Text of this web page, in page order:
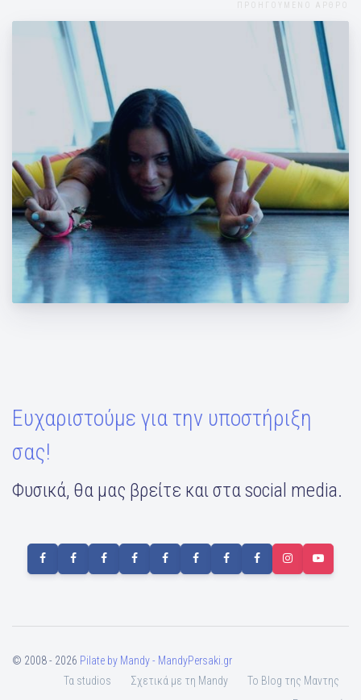
ΠΡΟΗΓΟΥΜΕΝΟ ΑΡΘΡΟ
Δυναμικές ασκήσεις ευλυγισίας για όλο
το σώμα!
Ευχαριστούμε για την υποστήριξη
σας!
Φυσικά, θα μας βρείτε και στα social media.
© 2008 - 2026 Pilate by Mandy - MandyPersaki.gr
Τα studios
Σχετικά με τη Mandy
To Blog της Μαντης